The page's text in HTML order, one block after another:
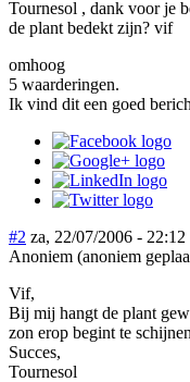
Tournesol , dank voor je
de plant bedekt zijn? vif
omhoog
5 waarderingen.
Ik vind dit een goed
#2 za, 22/07/2006 - 22:12
Anoniem (anoniem
Vif,
Bij mij hangt de plant
zon erop begint te
Succes,
Tournesol